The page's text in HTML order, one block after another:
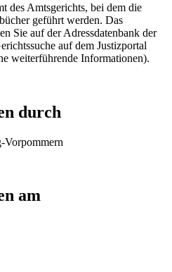
des Amtsgerichts, bei dem die
geführt werden. Das
Sie auf der Adressdatenbank der
auf dem Justizportal
weiterführende Informationen).
durch
Vorpommern
am